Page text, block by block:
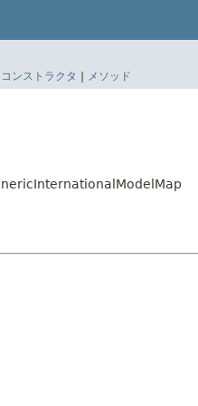
コンストラクタ | メソッド